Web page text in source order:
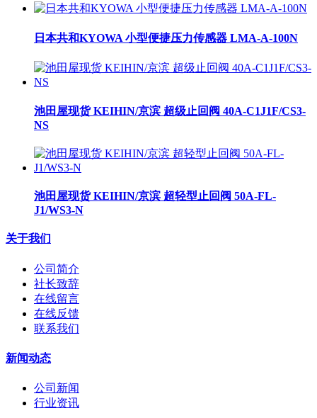
日本共和KYOWA 小型便捷压力传感器 LMA-A-100N
池田屋现货 KEIHIN/京滨 超级止回阀 40A-C1J1F/CS3-
NS
池田屋现货 KEIHIN/京滨 超轻型止回阀 50A-FL-
J1/WS3-N
关于我们
公司简介
社长致辞
在线留言
在线反馈
联系我们
新闻动态
公司新闻
行业资讯